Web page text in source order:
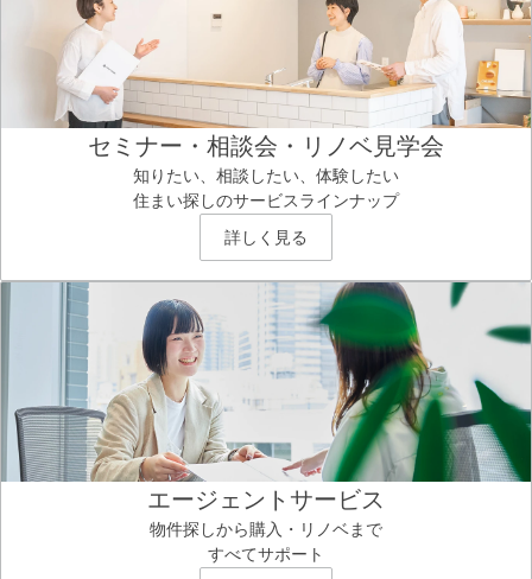
セミナー・相談会・リノベ見学会
知りたい、相談したい、体験したい
住まい探しのサービスラインナップ
詳しく見る
エージェントサービス
物件探しから購入・リノベまで
すべてサポート